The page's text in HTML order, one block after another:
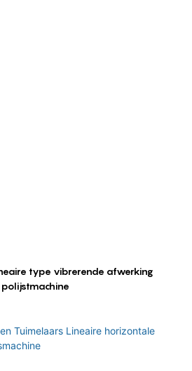
type vibrerende afwerking
polijstmachine